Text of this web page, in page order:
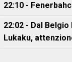
22:10 -
22:02 - Dal
Lukaku,